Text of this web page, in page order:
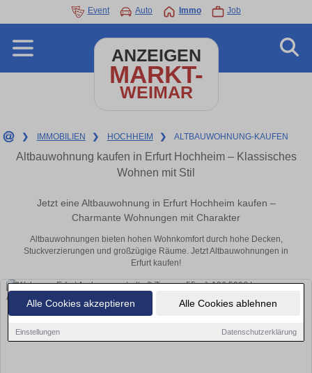
Alle Cookies akzeptieren Alle Cookies ablehnen
Einstellungen Datenschutzerklärung
Event Auto Immo Job
ANZEIGEN
MARKT-
WEIMAR
❯ IMMOBILIEN ❯ HOCHHEIM ❯ ALTBAUWOHNUNG-KAUFEN
Altbauwohnung kaufen in Erfurt Hochheim – Klassisches
Wohnen mit Stil
Jetzt eine Altbauwohnung in Erfurt Hochheim kaufen –
Charmante Wohnungen mit Charakter
Altbauwohnungen bieten hohen Wohnkomfort durch hohe Decken,
Stuckverzierungen und großzügige Räume. Jetzt Altbauwohnungen in
Erfurt kaufen!